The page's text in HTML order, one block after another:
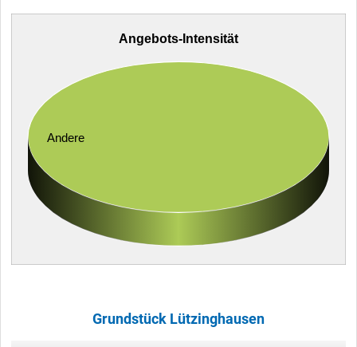
Angebots-Intensität
Andere
Grundstück Lützinghausen